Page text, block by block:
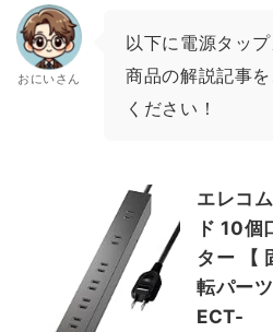
おにいさん
以下に電源タッ
商品の解説記事
ください！
エレコ
ド 10個
ター 【
転パー
ECT-